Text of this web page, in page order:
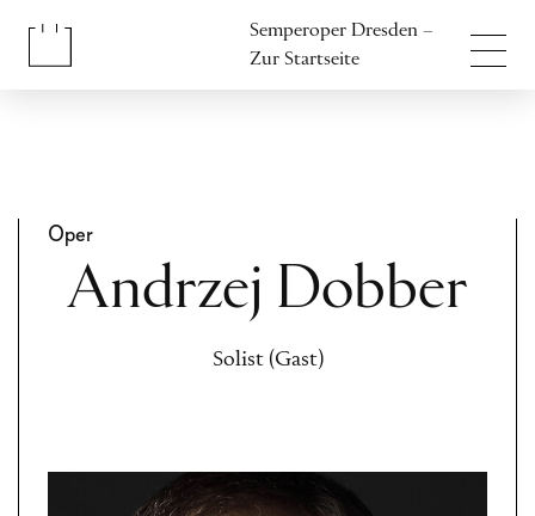
Semperoper Dresden –
Zur Startseite
Oper
Andrzej Dobber
Solist (Gast)